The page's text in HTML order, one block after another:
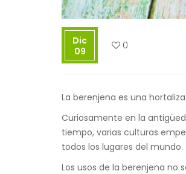
Dic
09
0
La berenjena es una
Curiosamente en la
tiempo, varias culturas
todos los lugares del mundo.
Los usos de la berenjena no